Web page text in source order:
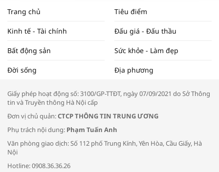
NAM NĂM 2024 VÀ NĂM 2025 | NHỊP
ĐẬP THỊ TRƯỜNG #62
Tọa đàm “Xúc tiến thương mại: Khơi
Bác sĩ tư vấn cách phòng tránh bệnh
đường hô hấp trong thời tiết giao mùa
Trang chủ Tiêu điểm
Kinh tế - Tài chính Đấu giá - Đấu thầu
Bất động sản Sức khỏe - Làm đẹp
Đời sống Địa phương
Giấy phép hoạt động số: 3100/GP-TTĐT, ngày 07/09/2021 do Sở Thông
tin và Truyền thông Hà Nội cấp
Đơn vị chủ quản:CTCP THÔNG TIN TRUNG ƯƠNG
Phụ trách nội dung: Phạm Tuấn Anh
Văn phòng giao dịch: Số 112 phố Trung Kính, Yên Hòa, Cầu Giấy, Hà
Nội
Hotline: 0908.36.36.26